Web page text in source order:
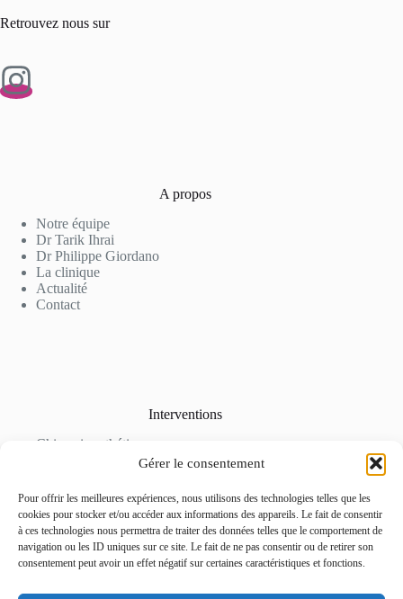
Gérer le consentement
Pour offrir les meilleures expériences, nous utilisons des technologies telles que les
cookies pour stocker et/ou accéder aux informations des appareils. Le fait de consentir
à ces technologies nous permettra de traiter des données telles que le comportement de
navigation ou les ID uniques sur ce site. Le fait de ne pas consentir ou de retirer son
consentement peut avoir un effet négatif sur certaines caractéristiques et fonctions.
Retrouvez nous sur
A propos
Notre équipe
Dr Tarik Ihrai
Dr Philippe Giordano
La clinique
Actualité
Contact
Interventions
Chirurgie esthétique
Soins en médecine esthétique
Tarifs
Galerie Photo